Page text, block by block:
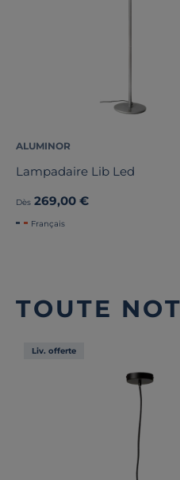
ALUMINOR
Lampadaire Lib Led
Dès 269,00 €
Français
TOUTE
Liv. offerte